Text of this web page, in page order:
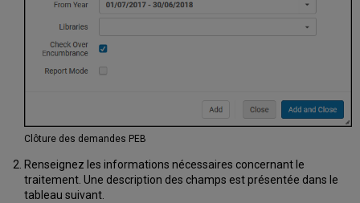
Clôture des demandes PEB
Renseignez les informations nécessaires concernant le
traitement. Une description des champs est présentée dans le
tableau suivant.